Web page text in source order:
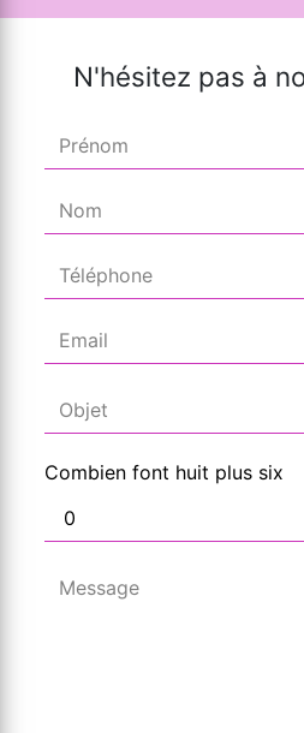
N'hésitez pas à
Combien font huit plus six